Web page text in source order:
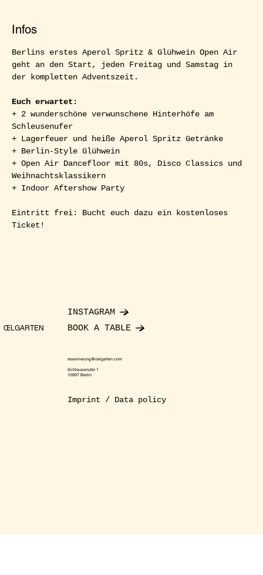
Infos
Berlins erstes Aperol Spritz & Glühwein Open Air
geht an den Start, jeden Freitag und Samstag in
der kompletten Adventszeit.
Euch erwartet:
+ 2 wunderschöne verwunschene Hinterhöfe am
Schleusenufer
+ Lagerfeuer und heiße Aperol Spritz Getränke
+ Berlin-Style Glühwein
+ Open Air Dancefloor mit 80s, Disco Classics und
Weihnachtsklassikern
+ Indoor Aftershow Party
Eintritt frei: Bucht euch dazu ein kostenloses
Ticket!
ŒLGARTEN
INSTAGRAM
BOOK A TABLE
reservierung@oelgarten.com
Schleusenufer 1
10997 Berlin
Imprint / Data policy